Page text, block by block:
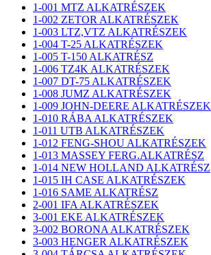
1-001 MTZ ALKATRÉSZEK
1-002 ZETOR ALKATRÉSZEK
1-003 LTZ,VTZ ALKATRÉSZEK
1-004 T-25 ALKATRÉSZEK
1-005 T-150 ALKATRÉSZ
1-006 TZ4K ALKATRÉSZEK
1-007 DT-75 ALKATRÉSZEK
1-008 JUMZ ALKATRÉSZEK
1-009 JOHN-DEERE ALKATRÉSZEK
1-010 RÁBA ALKATRÉSZEK
1-011 UTB ALKATRÉSZEK
1-012 FENG-SHOU ALKATRÉSZEK
1-013 MASSEY FERG.ALKATRÉSZ
1-014 NEW HOLLAND ALKATRÉSZ
1-015 IH CASE ALKATRÉSZEK
1-016 SAME ALKATRÉSZ
2-001 IFA ALKATRÉSZEK
3-001 EKE ALKATRÉSZEK
3-002 BORONA ALKATRÉSZEK
3-003 HENGER ALKATRÉSZEK